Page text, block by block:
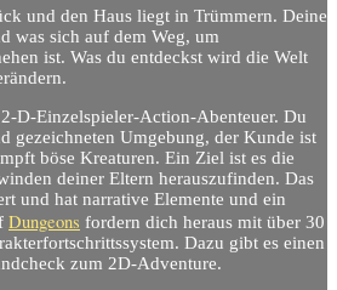
und den Haus liegt in Trümmern. Deine
was sich auf dem Weg, um
ist. Was du entdeckst wird die Welt
D-Einzelspieler-Action-Abenteuer. Du
gezeichneten Umgebung, der Kunde ist
böse Kreaturen. Ein Ziel ist es die
deiner Eltern herauszufinden. Das
und hat narrative Elemente und ein
Dungeons fordern dich heraus mit über 30
Dazu gibt es einen
zum 2D-Adventure.